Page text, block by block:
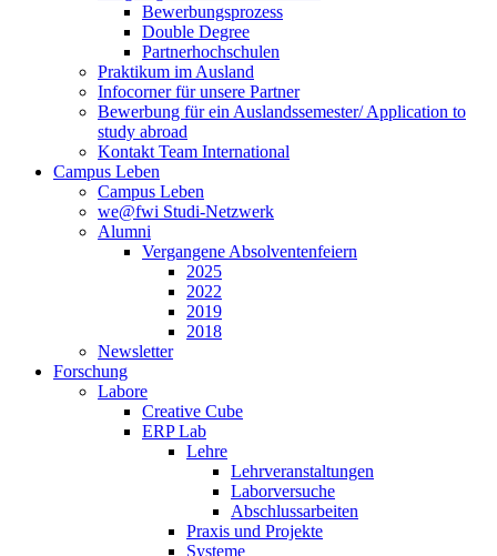
Bewerbungsprozess
Double Degree
Partnerhochschulen
Praktikum im Ausland
Infocorner für unsere Partner
Bewerbung für ein Auslandssemester/ Application to
study abroad
Kontakt Team International
Campus Leben
Campus Leben
we@fwi Studi-Netzwerk
Alumni
Vergangene Absolventenfeiern
2025
2022
2019
2018
Newsletter
Forschung
Labore
Creative Cube
ERP Lab
Lehre
Lehrveranstaltungen
Laborversuche
Abschlussarbeiten
Praxis und Projekte
Systeme